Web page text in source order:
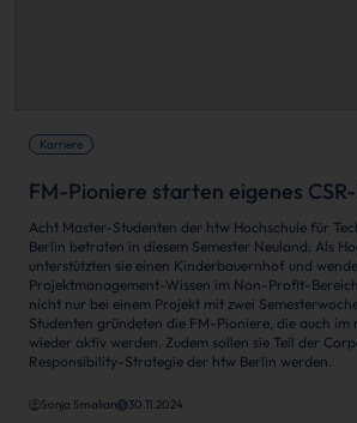
Karriere
FM-Pioniere starten eigenes
Acht Master-Studenten der htw Hochschule für
Berlin betraten in diesem Semester Neuland: Als
unterstützten sie einen Kinderbauernhof und
Projektmanagement-Wissen im Non-Profit-
nicht nur bei einem Projekt mit zwei
Studenten gründeten die FM-Pioniere, die auch im
wieder aktiv werden. Zudem sollen sie Teil der
Responsibility-Strategie der htw Berlin werden.
Sonja Smalian 30.11.2024